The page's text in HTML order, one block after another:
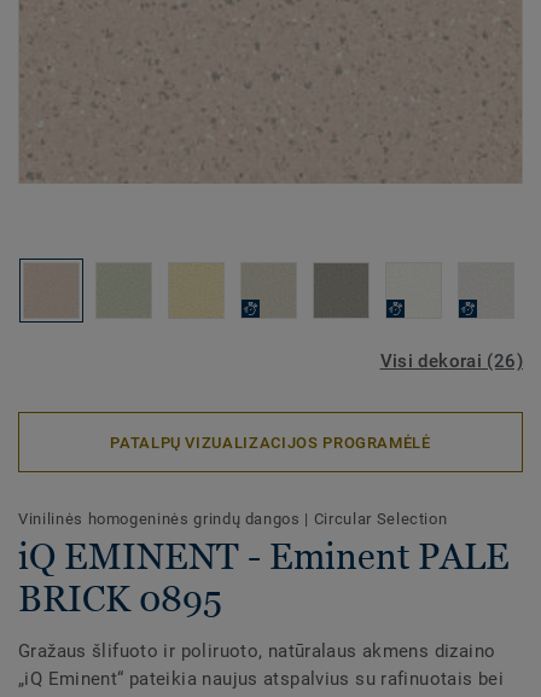
Visi dekorai (26)
PATALPŲ VIZUALIZACIJOS PROGRAMĖLĖ
Vinilinės homogeninės grindų dangos | Circular Selection
iQ EMINENT - Eminent PALE
BRICK 0895
Gražaus šlifuoto ir poliruoto, natūralaus akmens dizaino
„iQ Eminent“ pateikia naujus atspalvius su rafinuotais bei